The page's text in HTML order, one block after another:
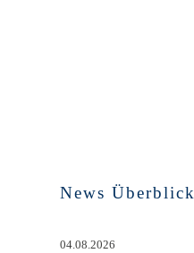
News Überblick
04.08.2026